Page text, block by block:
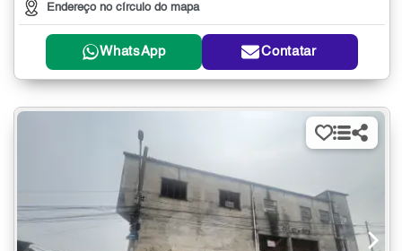
Endereço no círculo do mapa
WhatsApp Contatar